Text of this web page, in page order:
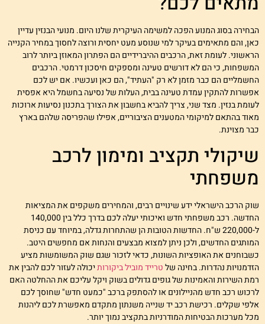
בסוג המנוע הפכה למשימה העיקרית שלנו היום. מנועי הבנזין עדיין
והם מתאימים בעיקר למי שנוסע מעט יחסית ורוצה לחסוך במחיר הקנייה
לעומת זאת, הרכבים ההיברידיים הם הפתרון המאוזן ביותר לרוב
כי הם לא דורשים טעינה ומספקים חיסכון דרמטי. הרכבים
הם כבר מזמן לא רק "העתיד", הם כאן ועכשיו. אם יש לכם
להתקין עמדת טעינה בבית, העלות של נסיעה בחשמל היא אפסית
בנזין. מצד שני, צריך להביא בחשבון את הצורך בתכנון נסיעות ארוכות
בהתאם למיקומי המטענים הציבוריים, אפילו שהפריסה שלהם בארץ
מצוינת.
תקציב ומימון לרכב
הרכב הישראלי ידע שינויים רבים, והמחירים משקפים את המציאות
החדשה. רכב משפחתי חדש ואיכותי יעלה לכם בדרך כלל בין 140,000
ל-220,000 ש"ח. החדשות הטובות הן שהתחרות גדלה, במיוחד עם כניסת
החדשים, ולכן ניתן למצוא מבצעים והנחות אם מחפשים היטב.
את האופציות השונות, כדאי לזכור שגם שוק המשומשות מציע
נהדרות. בחינה שלטרייד מוביל ביקורותיכולה לעזור לכם להבין את
השירות והאמינות של גופים גדולים בשוק ויקל עליכם את ההחלטה האם
רכב חדש מהניילונים או להסתפק ברכב "כמעט חדש" שחוסך לכם
שקלים. רכישת רכב יד שנייה משנתון מתקדם מאפשרת לכם ליהנות
מערכות הבטיחות המודרניות בתקציב נמוך יותר.